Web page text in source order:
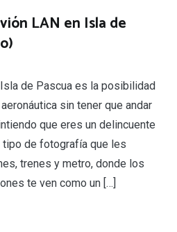
LAN en Isla de
de Pascua es la posibilidad
sin tener que andar
que eres un delincuente
de fotografía que les
trenes y metro, donde los
te ven como un […]